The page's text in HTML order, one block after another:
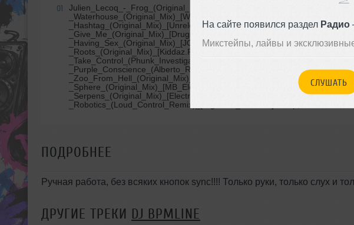
На сайте появился раздел Радио
Микстейпы, лайвы и
СЛУШАТЬ
01
Julien_Lecoq_-_Frog_(Original_Mix)_[Turning_Wheel_Records]Ben_Coda_-
_Waterhouse_(Original_Mix)_[Whartone_Records]&nbsp;Boris_Brejcha_-
_Hashtag_(Original_Mix)_[Unreleased]Lutzenkirchen,_Elmute_-
_Give_Me_(Original_Mix)_[Drugstore_Records]Alessandro_Spaiani_-
_Having_Sex_(Original_Mix)_[JOOF_Recordings]&nbsp;Holgi_Star_-
_Zoo_From_Hell_(Original_Mix)_ [INLAB_Underground]Filterheadz_-
_Sphere_(Original_Mix)_[MB_Elektronics]&nbsp;Victor_Ruiz_-
_Robotics_(Loud_Control_Remix)_[Digiment_Records]&nbsp;
ПОДРОБНЕЕ
Ручная работа, без всяких кнопок sync!!!! Только руки, только слух и
ДРУГИЕ ТРЕКИ DJ BPMLINE